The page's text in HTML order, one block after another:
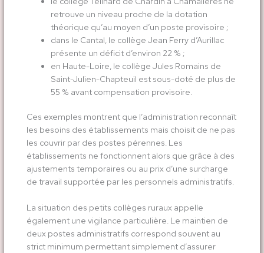
retrouve un niveau proche de la dotation
théorique qu’au moyen d’un poste provisoire ;
dans le Cantal, le collège Jean Ferry d’Aurillac
présente un déficit d’environ 22 % ;
en Haute-Loire, le collège Jules Romains de
Saint-Julien-Chapteuil est sous-doté de plus de
55 % avant compensation provisoire.
Ces exemples montrent que l’administration reconnaît
les besoins des établissements mais choisit de ne pas
les couvrir par des postes pérennes. Les
établissements ne fonctionnent alors que grâce à des
ajustements temporaires ou au prix d’une surcharge
de travail supportée par les personnels administratifs.
La situation des petits collèges ruraux appelle
également une vigilance particulière. Le maintien de
deux postes administratifs correspond souvent au
strict minimum permettant simplement d’assurer